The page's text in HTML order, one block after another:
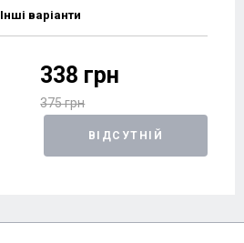
Інші варіанти
338 грн
375 грн
ВІДСУТНІЙ